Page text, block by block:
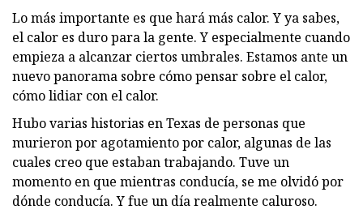
Lo más importante es que hará más calor. Y ya sabes,
el calor es duro para la gente. Y especialmente cuando
empieza a alcanzar ciertos umbrales. Estamos ante un
nuevo panorama sobre cómo pensar sobre el calor,
cómo lidiar con el calor.
Hubo varias historias en Texas de personas que
murieron por agotamiento por calor, algunas de las
cuales creo que estaban trabajando. Tuve un
momento en que mientras conducía, se me olvidó por
dónde conducía. Y fue un día realmente caluroso.